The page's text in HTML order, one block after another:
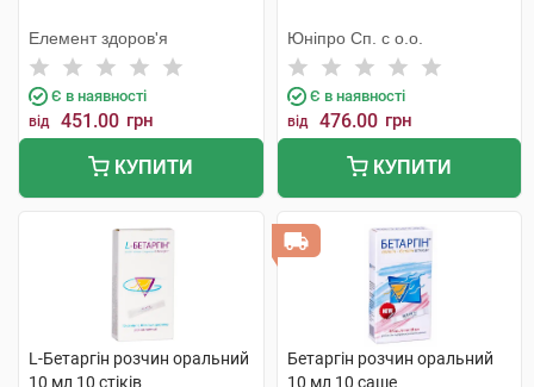
Елемент здоров'я
Є в наявності
від 451.00 грн
КУПИТИ
Юніпро Сп. с о.о.
Є в наявності
від 476.00 грн
КУПИТИ
L-Бетаргін розчин оральний
10 мл 10 стіків
Бетаргін розчин оральний
10 мл 10 саше